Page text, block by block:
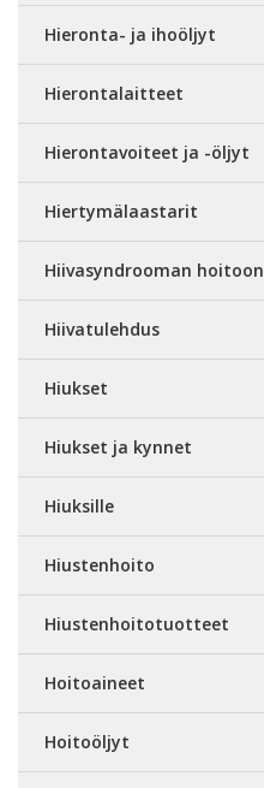
Hieronta- ja ihoöljyt
Hierontalaitteet
Hierontavoiteet ja -öljyt
Hiertymälaastarit
Hiivasyndrooman hoitoon
Hiivatulehdus
Hiukset
Hiukset ja kynnet
Hiuksille
Hiustenhoito
Hiustenhoitotuotteet
Hoitoaineet
Hoitoöljyt